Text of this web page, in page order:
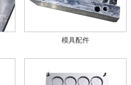
模具配件